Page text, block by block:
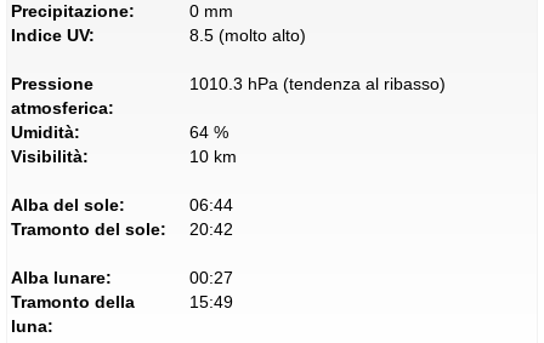
Precipitazione:
0 mm
Indice UV:
8.5 (molto alto)
Pressione
atmosferica:
1010.3 hPa (tendenza al ribasso)
Umidità:
64 %
Visibilità:
10 km
Alba del sole:
06:44
Tramonto del sole:
20:42
Alba lunare:
00:27
Tramonto della
luna:
15:49